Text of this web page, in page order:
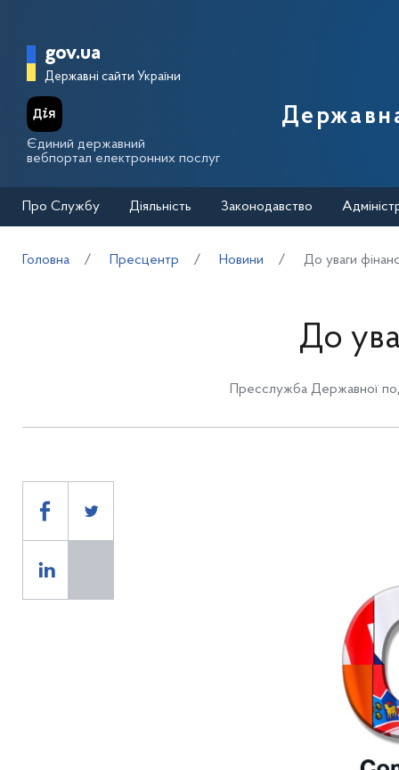
Головна сторінка Державної
gov.ua
Державні сайти України
Єдиний державний
вебпортал електронних послуг
Про Службу Діяльність Законодавство
Головна Пресцентр Новини До уваги
До
Пресслужба Державної